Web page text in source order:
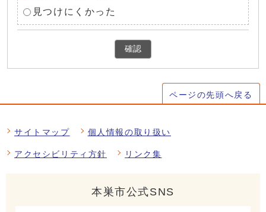
見つけにくかった
確認
ページの先頭へ戻る
サイトマップ 個人情報の取り扱い
アクセシビリティ方針 リンク集
本巣市公式SNS